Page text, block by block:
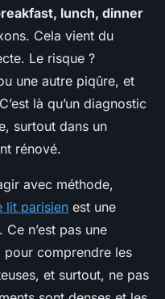
lunch, dinner
Cela vient du
Le risque ?
une autre piqûre, et
là qu’un diagnostic
surtout dans un
rénové.
avec méthode,
lit parisien est une
n’est pas une
pour comprendre les
et surtout, ne pas